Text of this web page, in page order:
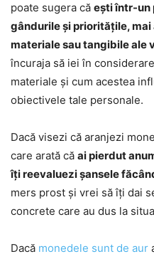
poate sugera că ești într-un
gândurile și prioritățile,
materiale sau tangibile ale
încuraja să iei în
materiale și cum acestea
obiectivele tale personale.
Dacă visezi că aranjezi
care arată că ai pierdut
îți reevaluezi șansele
mers prost și vrei să îți dai
concrete care au dus la
Dacă monedele sunt de aur